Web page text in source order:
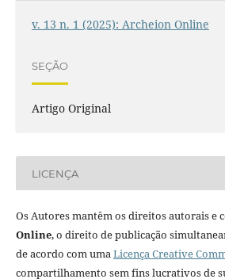
v. 13 n. 1 (2025): Archeion Online
SEÇÃO
Artigo Original
LICENÇA
Os Autores mantêm os direitos autorais e
Online, o direito de publicação
de acordo com umaLicença Creative
compartilhamento sem fins lucrativos de